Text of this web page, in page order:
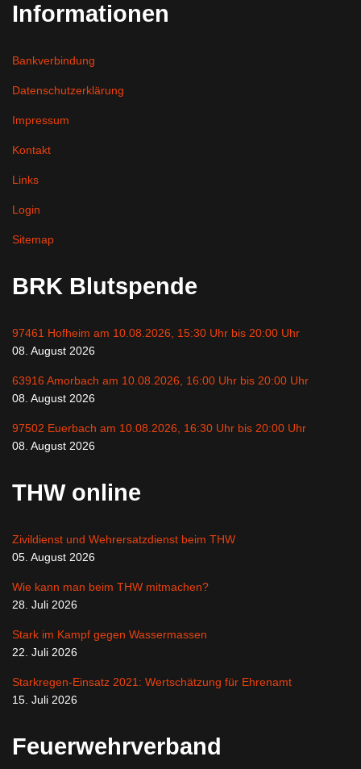
Informationen
Bankverbindung
Datenschutzerklärung
Impressum
Kontakt
Links
Login
Sitemap
BRK Blutspende
97461 Hofheim am 10.08.2026, 15:30 Uhr bis 20:00 Uhr
08. August 2026
63916 Amorbach am 10.08.2026, 16:00 Uhr bis 20:00 Uhr
08. August 2026
97502 Euerbach am 10.08.2026, 16:30 Uhr bis 20:00 Uhr
08. August 2026
THW online
Zivildienst und Wehrersatzdienst beim THW
05. August 2026
Wie kann man beim THW mitmachen?
28. Juli 2026
Stark im Kampf gegen Wassermassen
22. Juli 2026
Starkregen-Einsatz 2021: Wertschätzung für Ehrenamt
15. Juli 2026
Feuerwehrverband